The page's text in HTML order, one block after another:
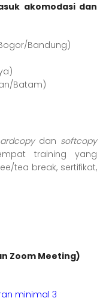
akomodasi dan
Bandung)
Batam)
dan softcopy
training yang
tea break, sertifikat,
Zoom Meeting)
minimal 3